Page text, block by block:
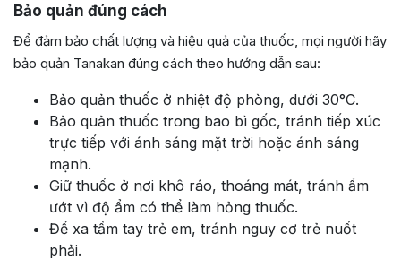
Bảo quản đúng cách
Để đảm bảo chất lượng và hiệu quả của thuốc, mọi người hãy
bảo quản Tanakan đúng cách theo hướng dẫn sau:
Bảo quản thuốc ở nhiệt độ phòng, dưới 30°C.
Bảo quản thuốc trong bao bì gốc, tránh tiếp xúc
trực tiếp với ánh sáng mặt trời hoặc ánh sáng
mạnh.
Giữ thuốc ở nơi khô ráo, thoáng mát, tránh ẩm
ướt vì độ ẩm có thể làm hỏng thuốc.
Để xa tầm tay trẻ em, tránh nguy cơ trẻ nuốt
phải.